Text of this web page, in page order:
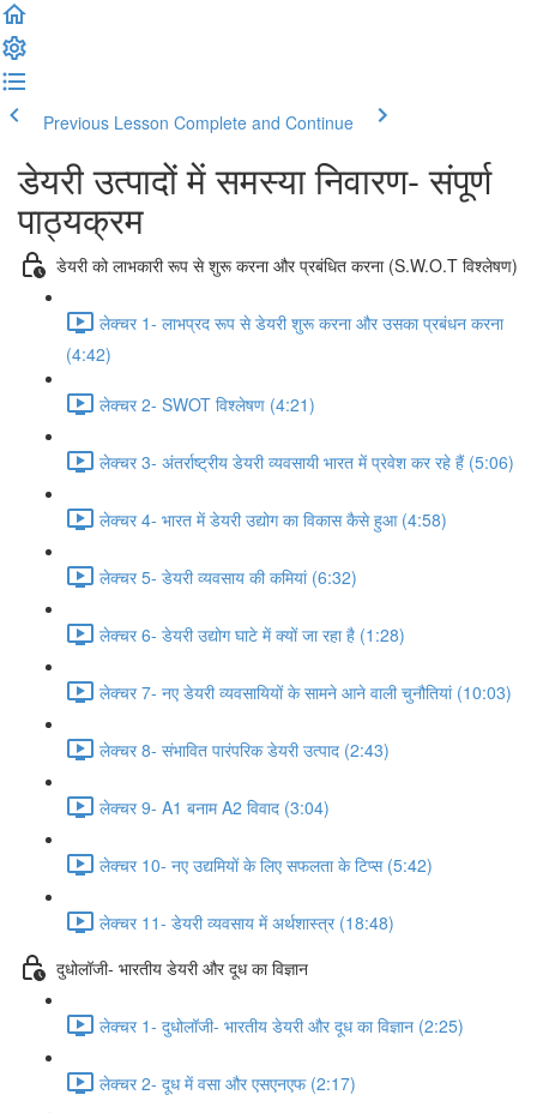
Previous Lesson Complete and Continue
डेयरी उत्पादों में समस्या निवारण- संपूर्ण
पाठ्यक्रम
डेयरी को लाभकारी रूप से शुरू करना और प्रबंधित करना (S.W.O.T विश्लेषण)
लेक्चर 1- लाभप्रद रूप से डेयरी शुरू करना और उसका प्रबंधन करना
(4:42)
लेक्चर 2- SWOT विश्लेषण (4:21)
लेक्चर 3- अंतर्राष्ट्रीय डेयरी व्यवसायी भारत में प्रवेश कर रहे हैं (5:06)
लेक्चर 4- भारत में डेयरी उद्योग का विकास कैसे हुआ (4:58)
लेक्चर 5- डेयरी व्यवसाय की कमियां (6:32)
लेक्चर 6- डेयरी उद्योग घाटे में क्यों जा रहा है (1:28)
लेक्चर 7- नए डेयरी व्यवसायियों के सामने आने वाली चुनौतियां (10:03)
लेक्चर 8- संभावित पारंपरिक डेयरी उत्पाद (2:43)
लेक्चर 9- A1 बनाम A2 विवाद (3:04)
लेक्चर 10- नए उद्यमियों के लिए सफलता के टिप्स (5:42)
लेक्चर 11- डेयरी व्यवसाय में अर्थशास्त्र (18:48)
दुधोलॉजी- भारतीय डेयरी और दूध का विज्ञान
लेक्चर 1- दुधोलॉजी- भारतीय डेयरी और दूध का विज्ञान (2:25)
लेक्चर 2- दूध में वसा और एसएनएफ (2:17)